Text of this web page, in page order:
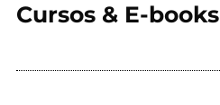
Cursos & E-books